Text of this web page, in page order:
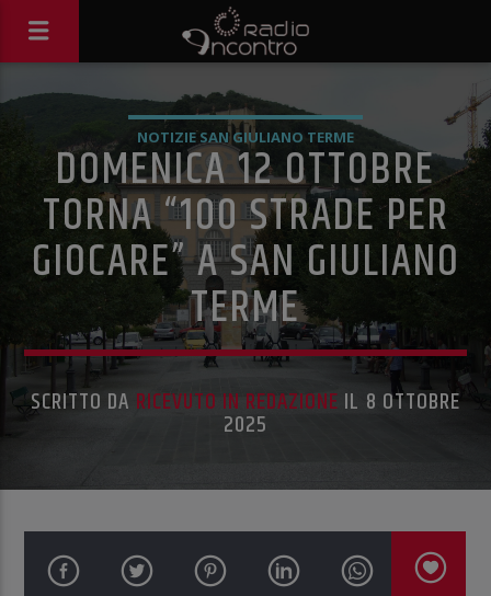
NOTIZIE SAN GIULIANO TERME
DOMENICA 12 OTTOBRE
TORNA “100 STRADE PER
GIOCARE” A SAN GIULIANO
TERME
SCRITTO DA RICEVUTO IN REDAZIONE IL 8 OTTOBRE
2025